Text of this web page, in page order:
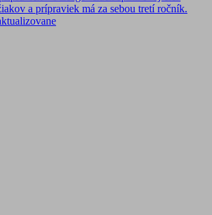
a prípraviek má za sebou tretí ročník.